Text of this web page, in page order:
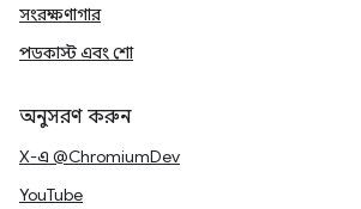
সংরক্ষণাগার
পডকাস্ট এবং শো
অনুসরণ করুন
X-এ @ChromiumDev
YouTube